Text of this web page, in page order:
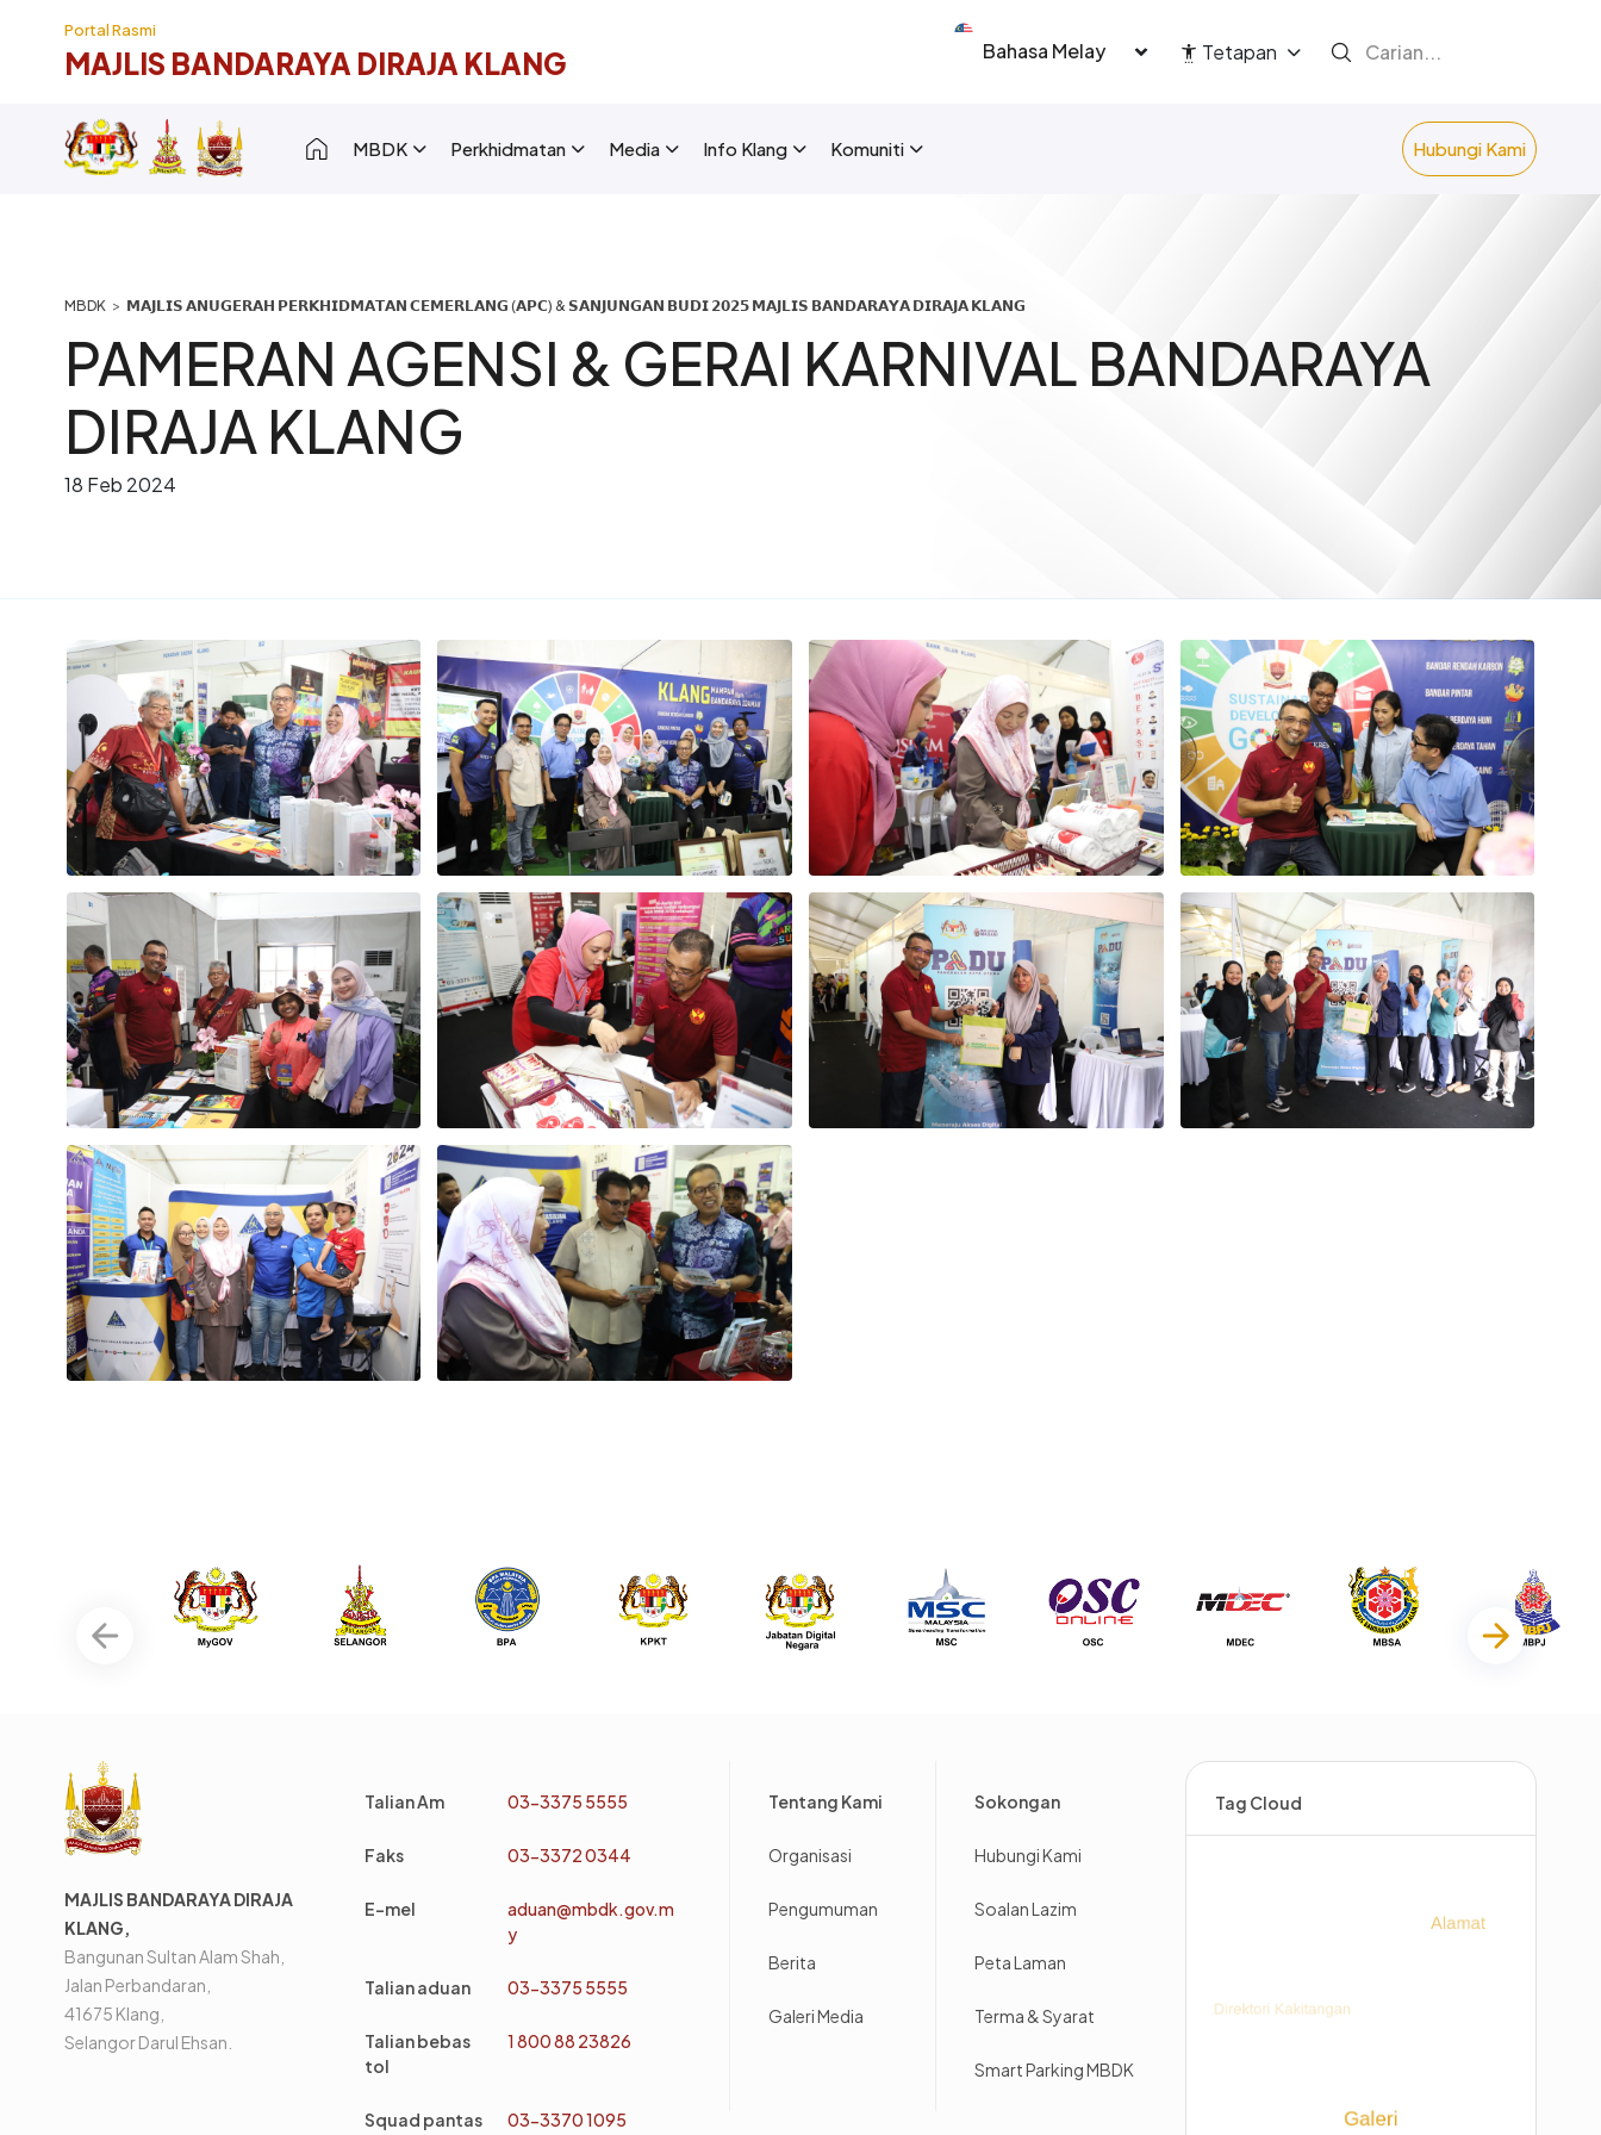
Portal Rasmi
MAJLIS BANDARAYA DIRAJA KLANG
Select your language Tetapan
Main navigation [New Layout]
MBDK Perkhidmatan Media Info Klang Komuniti Hubungi Kami
Breadcrumb
𝗠𝗔𝗝𝗟𝗜𝗦 𝗔𝗡𝗨𝗚𝗘𝗥𝗔𝗛 𝗣𝗘𝗥𝗞𝗛𝗜𝗗𝗠𝗔𝗧𝗔𝗡 𝗖𝗘𝗠𝗘𝗥𝗟𝗔𝗡𝗚 (𝗔𝗣𝗖) & 𝗦𝗔𝗡𝗝𝗨𝗡𝗚𝗔𝗡 𝗕𝗨𝗗𝗜 𝟮𝟬𝟮𝟱 𝗠𝗔𝗝𝗟𝗜𝗦 𝗕𝗔𝗡𝗗𝗔𝗥𝗔𝗬𝗔 𝗗𝗜𝗥𝗔𝗝𝗔 𝗞𝗟𝗔𝗡𝗚
PAMERAN AGENSI & GERAI KARNIVAL BANDARAYA
DIRAJA KLANG
18 Feb 2024
MAJLIS BANDARAYA DIRAJA
KLANG,
Bangunan Sultan Alam Shah,
Jalan Perbandaran,
41675 Klang,
Selangor Darul Ehsan.
Talian Am 03-3375 5555
Faks 03-3372 0344
E-mel
aduan@mbdk.gov.m
y
Talian aduan 03-3375 5555
Talian bebas
tol
1 800 88 23826
Squad pantas 03-3370 1095
Tentang Kami
Organisasi
Pengumuman
Berita
Galeri Media
Sokongan
Hubungi Kami
Soalan Lazim
Peta Laman
Terma & Syarat
Smart Parking MBDK
Tag Cloud